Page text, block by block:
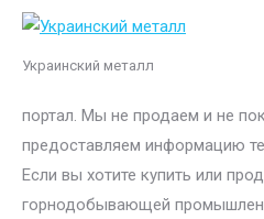
Украинский металл
портал. Мы не продаем и не
предоставляем информацию
Если вы хотите купить или
горнодобывающей